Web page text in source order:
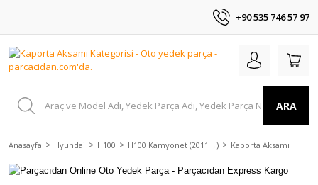
+90 535 746 57 97
ARA
Anasayfa Hyundai H100 H100 Kamyonet (2011→) Kaporta Aksamı